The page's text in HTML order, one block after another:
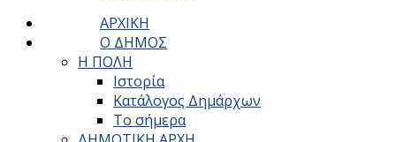
ΑΡΧΙΚΗ
Ο ΔΗΜΟΣ
Η ΠΟΛΗ
Ιστορία
Κατάλογος Δημάρχων
Το σήμερα